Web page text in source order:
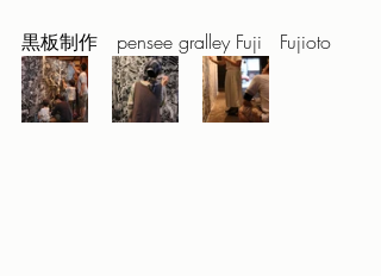
黒板制作　pensee gralley Fuji   Fujioto